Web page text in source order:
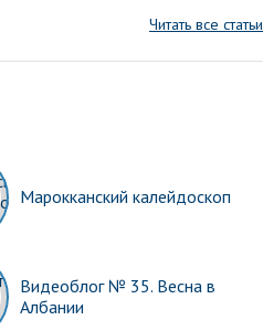
Читать все статьи
Марокканский калейдоскоп
Видеоблог № 35. Весна в
Албании